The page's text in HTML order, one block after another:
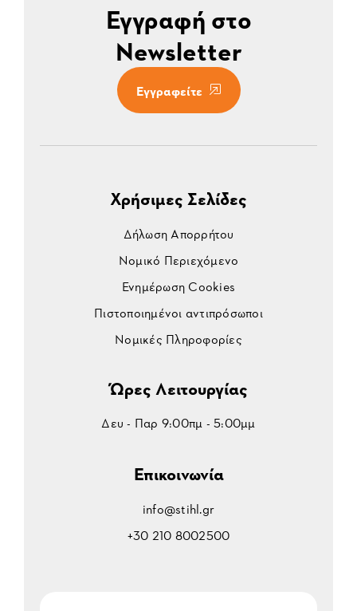
Εγγραφή στο
Newsletter
Εγγραφείτε
Χρήσιμες Σελίδες
Δήλωση Απορρήτου
Νομικό Περιεχόμενο
Ενημέρωση Cookies
Πιστοποιημένοι αντιπρόσωποι
Νομικές Πληροφορίες
Ώρες Λειτουργίας
Δευ - Παρ 9:00πμ - 5:00μμ
Επικοινωνία
info@stihl.gr
+30 210 8002500